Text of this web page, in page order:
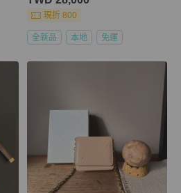
現折 800
全新品 本地 免運